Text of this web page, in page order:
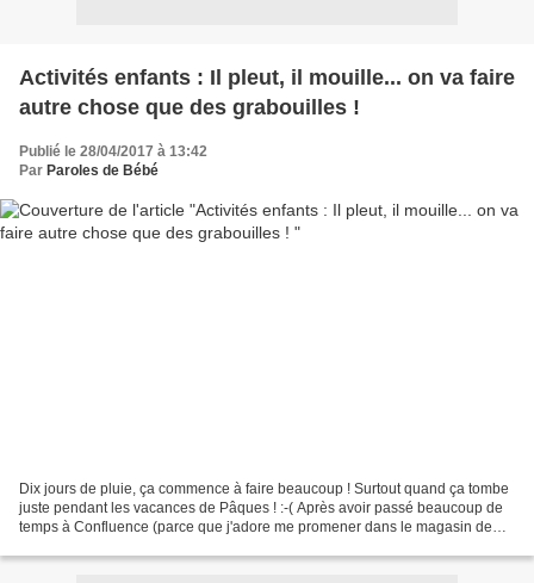
Activités enfants : Il pleut, il mouille... on va faire
autre chose que des grabouilles !
Publié le 28/04/2017 à 13:42
Par Paroles de Bébé
Dix jours de pluie, ça commence à faire beaucoup ! Surtout quand ça tombe
juste pendant les vacances de Pâques ! :-( Après avoir passé beaucoup de
temps à Confluence (parce que j'adore me promener dans le magasin de